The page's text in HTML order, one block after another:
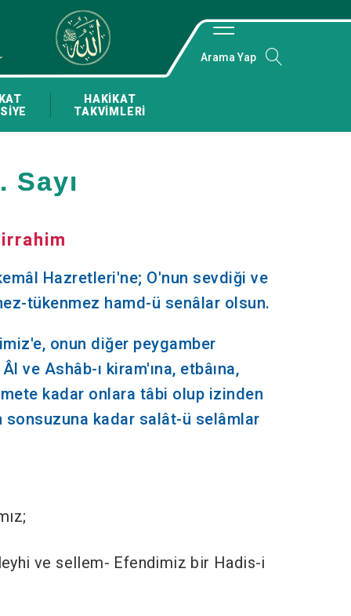
HAKİKAT
TAKVİMLERİ
Arama Yap
Sayı
Hazretleri'ne; O'nun sevdiği ve
tükenmez hamd-ü senâlar olsun.
onun diğer peygamber
ve Ashâb-ı kiram'ına, etbâına,
kadar onlara tâbi olup izinden
sonsuzuna kadar salât-ü selâmlar
ve sellem- Efendimiz bir Hadis-i